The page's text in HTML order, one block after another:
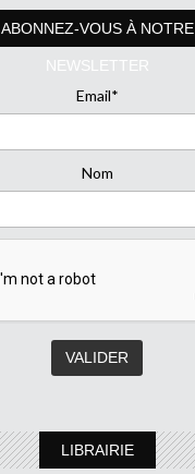
ABONNEZ-VOUS À NOTRE
NEWSLETTER
Email*
Nom
LIBRAIRIE